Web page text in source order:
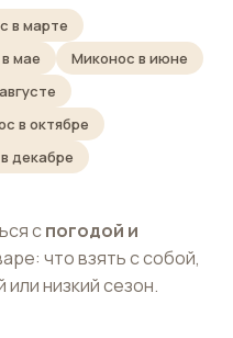
в марте
мае
Миконос в июне
в октябре
декабре
спогодой и
что взять с собой,
низкий сезон.